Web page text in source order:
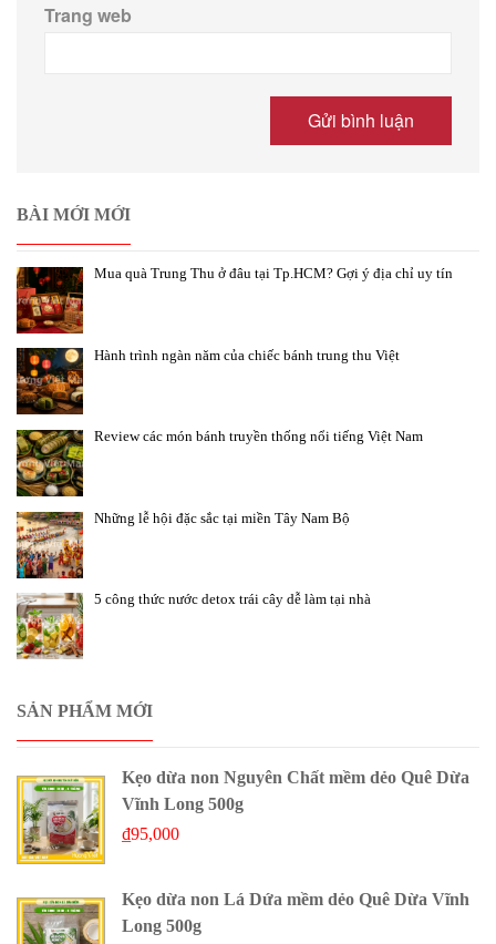
Trang web
BÀI MỚI MỚI
Mua quà Trung Thu ở đâu tại Tp.HCM? Gợi ý địa chỉ uy tín
Hành trình ngàn năm của chiếc bánh trung thu Việt
Review các món bánh truyền thống nổi tiếng Việt Nam
Những lễ hội đặc sắc tại miền Tây Nam Bộ
5 công thức nước detox trái cây dễ làm tại nhà
SẢN PHẨM MỚI
Kẹo dừa non Nguyên Chất mềm dẻo Quê Dừa
Vĩnh Long 500g
₫95,000
Kẹo dừa non Lá Dứa mềm dẻo Quê Dừa Vĩnh
Long 500g